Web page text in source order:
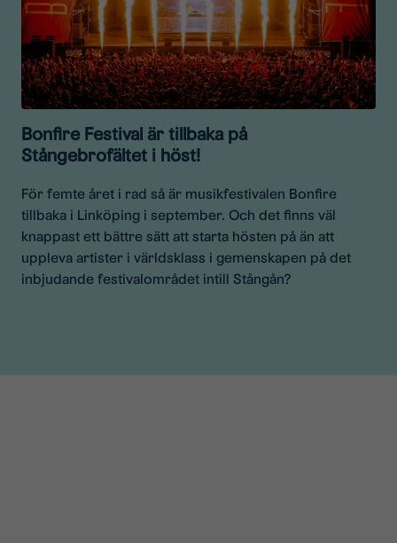
Bonfire Festival är tillbaka på
Stångebrofältet i höst!
För femte året i rad så är musikfestivalen Bonfire
tillbaka i Linköping i september. Och det finns väl
knappast ett bättre sätt att starta hösten på än att
uppleva artister i världsklass i gemenskapen på det
inbjudande festivalområdet intill Stångån?